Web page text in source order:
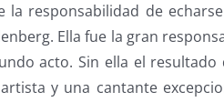
la responsabilidad de
Ella fue la gran
acto. Sin ella el resultado
y una cantante